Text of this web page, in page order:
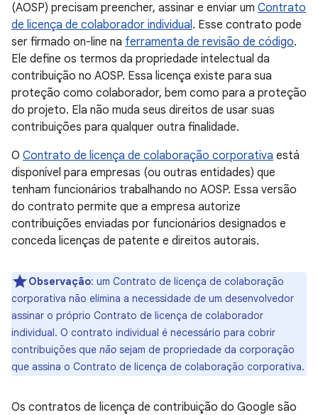
(AOSP) precisam preencher, assinar e enviar um Contrato
de licença de colaborador individual. Esse contrato pode
ser firmado on-line na ferramenta de revisão de código.
Ele define os termos da propriedade intelectual da
contribuição no AOSP. Essa licença existe para sua
proteção como colaborador, bem como para a proteção
do projeto. Ela não muda seus direitos de usar suas
contribuições para qualquer outra finalidade.
O Contrato de licença de colaboração corporativa está
disponível para empresas (ou outras entidades) que
tenham funcionários trabalhando no AOSP. Essa versão
do contrato permite que a empresa autorize
contribuições enviadas por funcionários designados e
conceda licenças de patente e direitos autorais.
Observação: um Contrato de licença de colaboração
corporativa não elimina a necessidade de um desenvolvedor
assinar o próprio Contrato de licença de colaborador
individual. O contrato individual é necessário para cobrir
contribuições que não sejam de propriedade da corporação
que assina o Contrato de licença de colaboração corporativa.
Os contratos de licença de contribuição do Google são